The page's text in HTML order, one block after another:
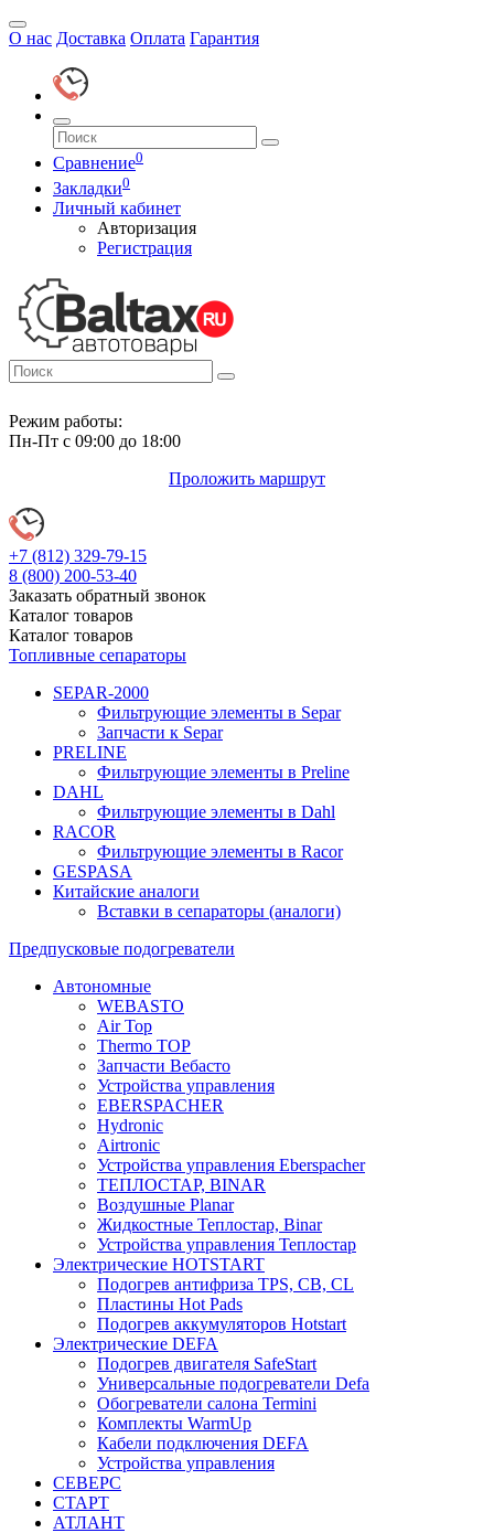
О нас Доставка Оплата Гарантия
Сравнение0
Закладки0
Личный кабинет
Авторизация
Регистрация
Режим работы:
Пн-Пт с 09:00 до 18:00
Проложить маршрут
+7 (812) 329-79-15
8 (800) 200-53-40
Заказать обратный звонок
Каталог товаров
Каталог товаров
Топливные сепараторы
SEPAR-2000
Фильтрующие элементы в Separ
Запчасти к Separ
PRELINE
Фильтрующие элементы в Preline
DAHL
Фильтрующие элементы в Dahl
RACOR
Фильтрующие элементы в Racor
GESPASA
Китайские аналоги
Вставки в сепараторы (аналоги)
Предпусковые подогреватели
Автономные
WEBASTO
Air Top
Thermo TOP
Запчасти Вебасто
Устройства управления
EBERSPACHER
Hydronic
Airtronic
Устройства управления Eberspacher
ТЕПЛОСТАР, BINAR
Воздушные Planar
Жидкостные Теплостар, Binar
Устройства управления Теплостар
Электрические HOTSTART
Подогрев антифриза TPS, CB, CL
Пластины Hot Pads
Подогрев аккумуляторов Hotstart
Электрические DEFA
Подогрев двигателя SafeStart
Универсальные подогреватели Defa
Обогреватели салона Termini
Комплекты WarmUp
Кабели подключения DEFA
Устройства управления
СЕВЕРС
СТАРТ
АТЛАНТ